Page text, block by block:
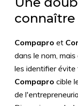
Compapro et
dans le nom,
les identifier évite
Compapro cible
de